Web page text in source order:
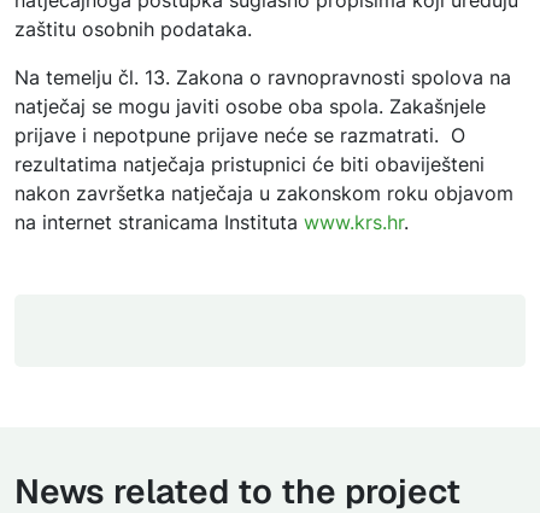
zaštitu osobnih podataka.
Na temelju čl. 13. Zakona o ravnopravnosti spolova na
natječaj se mogu javiti osobe oba spola. Zakašnjele
prijave i nepotpune prijave neće se razmatrati. O
rezultatima natječaja pristupnici će biti obaviješteni
nakon završetka natječaja u zakonskom roku objavom
na internet stranicama Instituta www.krs.hr.
News related to the project